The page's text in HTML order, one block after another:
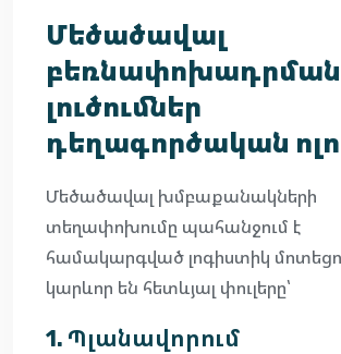
Մեծածավալ
բեռնափոխադրման
լուծումներ
դեղագործական
Մեծածավալ խմբաքանակների
տեղափոխումը պահանջում է
համակարգված լոգիստիկ
կարևոր են հետևյալ փուլերը՝
1. Պլանավորում